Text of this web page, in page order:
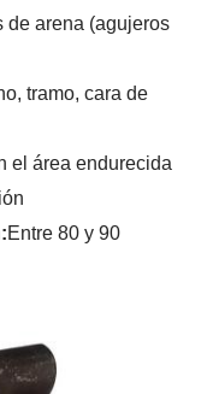
de arena (agujeros
tramo, cara de
el área endurecida
Entre 80 y 90